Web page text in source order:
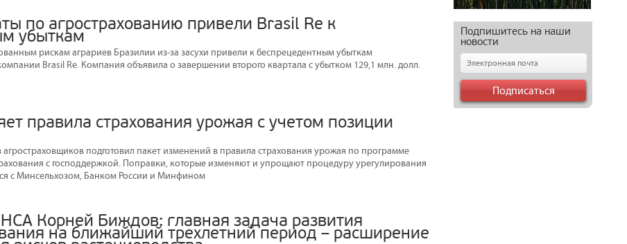
по агрострахованию привели Brasil Re к
убыткам
рискам аграриев Бразилии из-за засухи привели к беспрецедентным убыткам
Brasil Re. Компания объявила о завершении второго квартала с убытком 129,1 млн. долл.
правила страхования урожая с учетом позиции
подготовил пакет изменений в правила страхования урожая по программе
с господдержкой. Поправки, которые изменяют и упрощают процедуру урегулирования
с Минсельхозом, Банком России и Минфином
Корней Биждов: главная задача развития
на ближайший трехлетний период – расширение
Подпишитесь на наши
новости